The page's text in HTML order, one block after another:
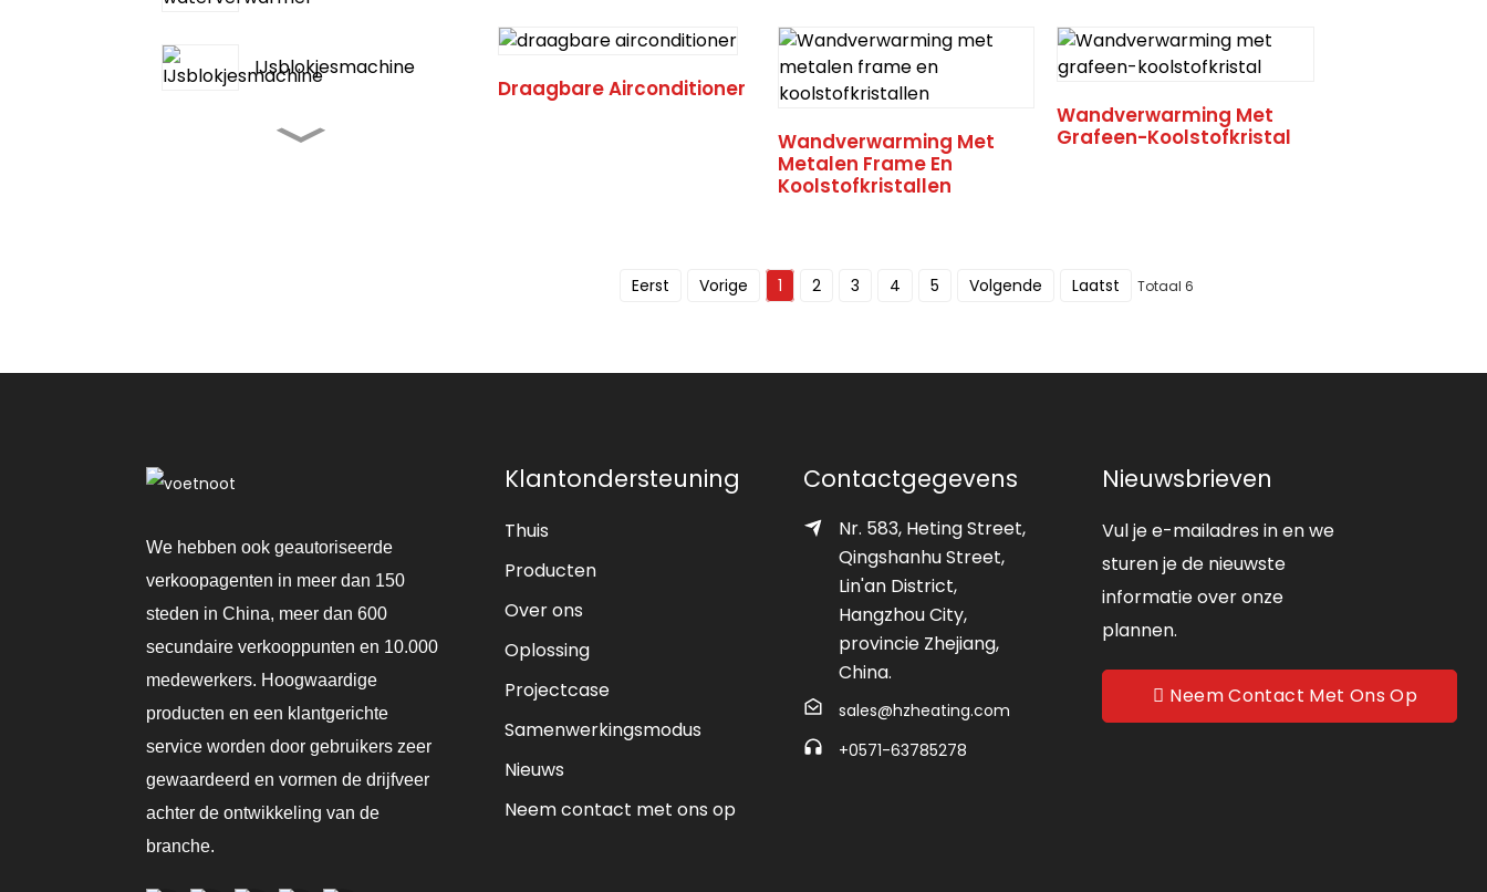
IJsblokjesmachine
Tentkamperen,
Koelen,
Natuurlijke/Koeling/Verwarming
Draagbare Airconditioner
Wandverwarming Met
Metalen Frame En
Koolstofkristallen
Wandverwarming Met
Grafeen-Koolstofkristal
Eerst Vorige 1 2 3 4 5 Volgende Laatst Totaal 6
We hebben ook geautoriseerde
verkoopagenten in meer dan 150
steden in China, meer dan 600
secundaire verkooppunten en 10.000
medewerkers. Hoogwaardige
producten en een klantgerichte
service worden door gebruikers zeer
gewaardeerd en vormen de drijfveer
achter de ontwikkeling van de
branche.
Klantondersteuning
Thuis
Producten
Over ons
Oplossing
Projectcase
Samenwerkingsmodus
Nieuws
Neem contact met ons op
Contactgegevens
Nr. 583, Heting Street,
Qingshanhu Street,
Lin'an District,
Hangzhou City,
provincie Zhejiang,
China.
sales@hzheating.com
+0571-63785278
Nieuwsbrieven
Vul je e-mailadres in en we
sturen je de nieuwste
informatie over onze
plannen.
Neem Contact Met Ons Op